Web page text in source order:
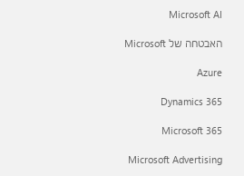
Microsoft AI
האבטחה של Microsoft
Azure
Dynamics 365
Microsoft 365
Microsoft Advertising